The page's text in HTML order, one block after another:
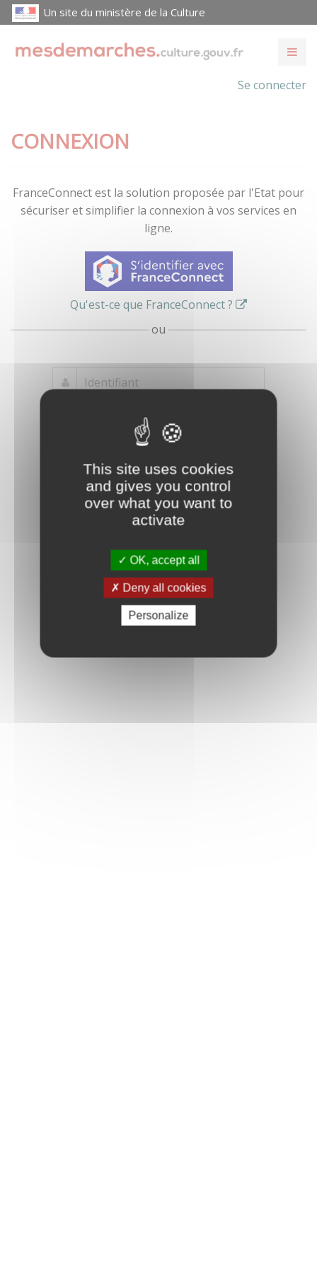
This site uses cookies
and gives you control
over what you want to
activate
OK, accept all
Deny all cookies
Personalize
Un site du ministère de la Culture
Se connecter
CONNEXION
FranceConnect est la solution proposée par l'Etat pour
sécuriser et simplifier la connexion à vos services en
ligne.
Qu'est-ce que FranceConnect ?
ou
oublié ?
compte
Connexion